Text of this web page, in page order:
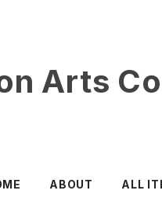
Arts
ABOUT ALL